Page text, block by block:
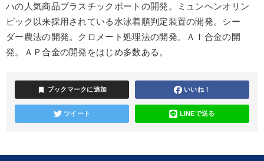
ハの人気商品プラスチックポートの開発。ミュンヘンオリン
ピック以来採用されている水泳着順判定装置の開発。シー
ダー農法の開発。クロメート処理法の開発。ＡＩ合金の開
発。ＡＰ合金の開発をはじめ多数ある。
bookmark ブックマークに追加 いいね！
ツイート LINEで送る